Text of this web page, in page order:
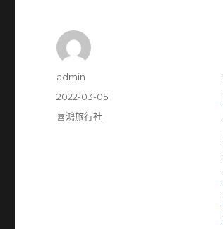
作
admin
發
佈
2022-03-05
分
喜鴻旅行社